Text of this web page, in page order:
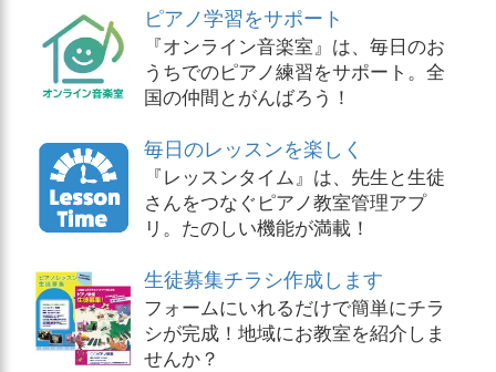
ピアノ学習をサポート
『オンライン音楽室』は、毎日のお
うちでのピアノ練習をサポート。全
国の仲間とがんばろう！
毎日のレッスンを楽しく
『レッスンタイム』は、先生と生徒
さんをつなぐピアノ教室管理アプ
リ。たのしい機能が満載！
生徒募集チラシ作成します
フォームにいれるだけで簡単にチラ
シが完成！地域にお教室を紹介しま
せんか？